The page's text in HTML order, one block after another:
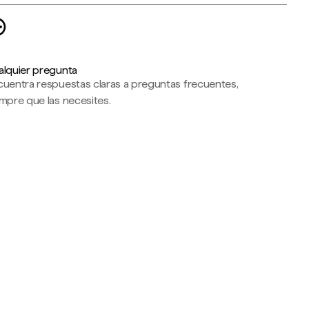
pregunta
respuestas claras a preguntas frecuentes,
que las necesites.